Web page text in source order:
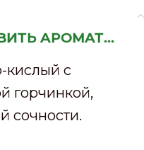
АРОМАТ...
кислый с
горчинкой,
сочности.